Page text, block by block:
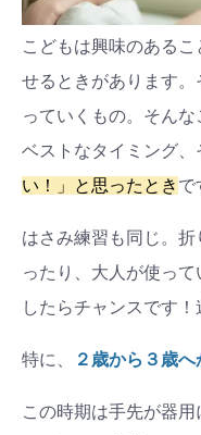
こどもは興味のある
せるときがあります
っていくもの。そん
ベストなタイミング、
い！」と思ったとき で
はさみ練習も同じ。
ったり、大人が使っ
したらチャンスです！
特に、 ２歳から３歳
この時期は手先が器